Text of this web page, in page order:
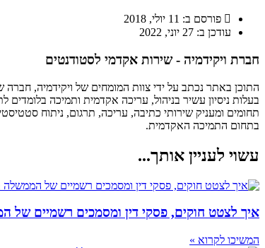
פורסם ב:
עודכן ב: 27 יוני, 2022
חברת ויקידמיה - שירות אקדמי לסטודנטים
התוכן באתר נכתב על ידי צוות המומחים של ויקידמיה, חברה
בעלות ניסיון עשיר בניהול, עריכה אקדמית ותמיכה
תחומים ומעניק שירותי כתיבה, עריכה, תרגום, ניתוח
בתחום התמיכה האקדמית.
עשוי לעניין אותך...
איך לצטט חוקים, פסקי דין ומסמכים רשמיים של
המשיכו לקרוא »